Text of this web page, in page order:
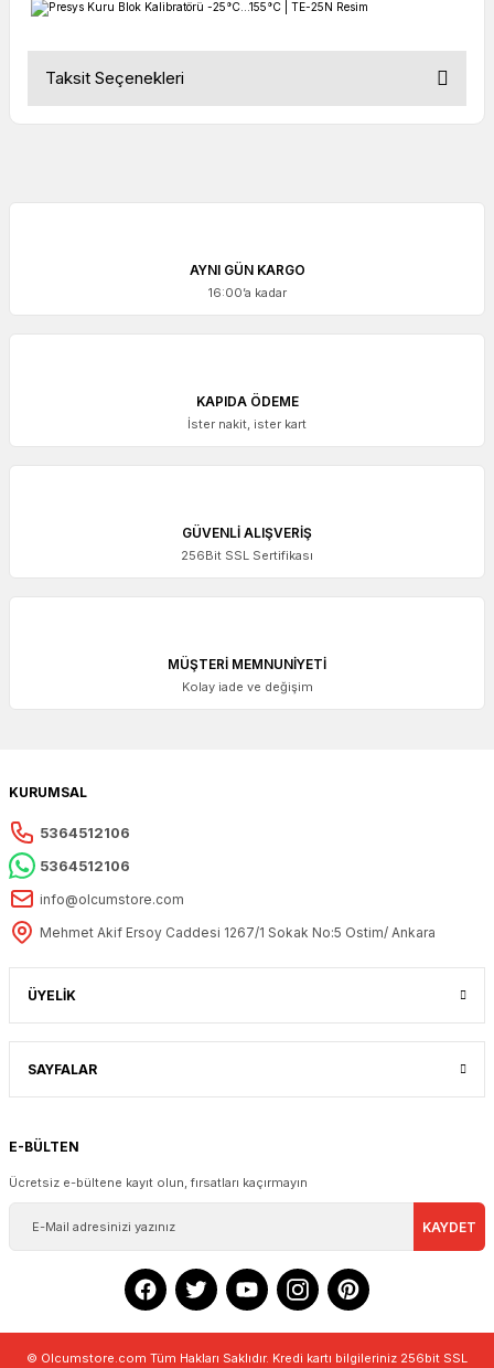
Taksit Seçenekleri
AYNI GÜN KARGO
16:00’a kadar
KAPIDA ÖDEME
İster nakit, ister kart
GÜVENLİ ALIŞVERİŞ
256Bit SSL Sertifikası
MÜŞTERİ MEMNUNİYETİ
Kolay iade ve değişim
KURUMSAL
5364512106
5364512106
info@olcumstore.com
Mehmet Akif Ersoy Caddesi 1267/1 Sokak No:5 Ostim/ Ankara
ÜYELİK
SAYFALAR
E-BÜLTEN
Ücretsiz e-bültene kayıt olun, fırsatları kaçırmayın
KAYDET
© Olcumstore.com Tüm Hakları Saklıdır. Kredi kartı bilgileriniz 256bit SSL